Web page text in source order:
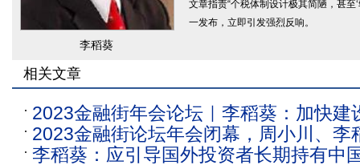
李稻葵
文章指责“个税体制设计极其简陋，甚至
一发布，立即引发强烈反响。
相关文章
2023金融街年会论坛｜李稻葵：加快建
重点考虑做大做强国债市场
2023金融街论坛年会闭幕，周小川、李
等发声
李稻葵：应引导国外投资者长期持有中